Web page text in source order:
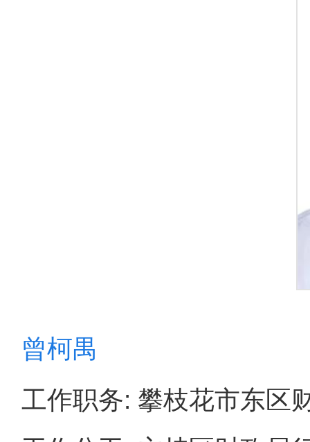
曾柯禺
工作职务: 攀枝花市东区